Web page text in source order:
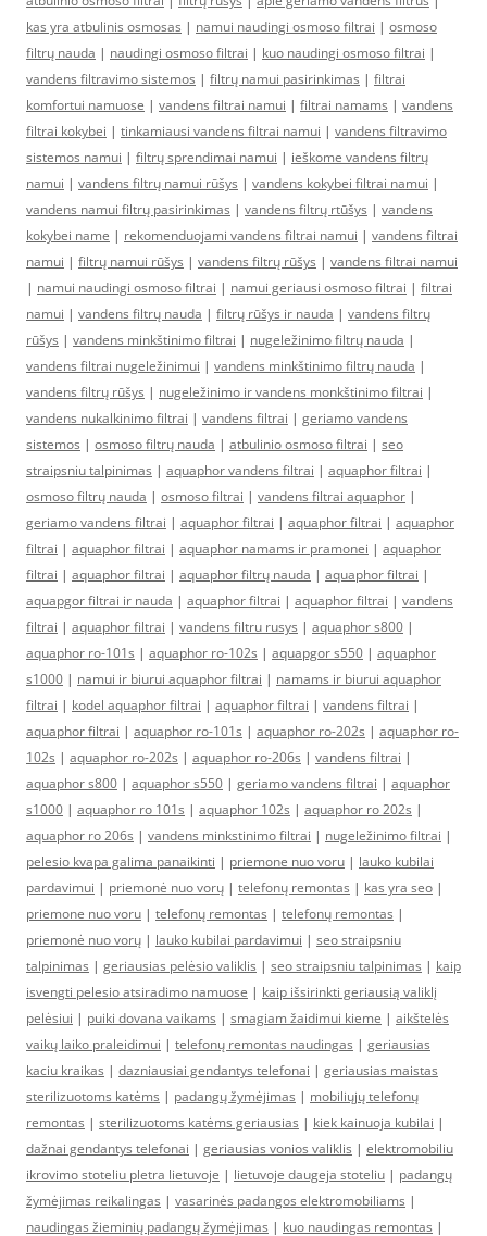
kas yra atbulinis osmosas | namui naudingi osmoso filtrai | osmoso
filtrų nauda | naudingi osmoso filtrai | kuo naudingi osmoso filtrai |
vandens filtravimo sistemos | filtrų namui pasirinkimas | filtrai
komfortui namuose | vandens filtrai namui | filtrai namams | vandens
filtrai kokybei | tinkamiausi vandens filtrai namui | vandens filtravimo
sistemos namui | filtrų sprendimai namui | ieškome vandens filtrų
namui | vandens filtrų namui rūšys | vandens kokybei filtrai namui |
vandens namui filtrų pasirinkimas | vandens filtrų rtūšys | vandens
kokybei name | rekomenduojami vandens filtrai namui | vandens filtrai
namui | filtrų namui rūšys | vandens filtrų rūšys | vandens filtrai namui
| namui naudingi osmoso filtrai | namui geriausi osmoso filtrai | filtrai
namui | vandens filtrų nauda | filtrų rūšys ir nauda | vandens filtrų
rūšys | vandens minkštinimo filtrai | nugeležinimo filtrų nauda |
vandens filtrai nugeležinimui | vandens minkštinimo filtrų nauda |
vandens filtrų rūšys | nugeležinimo ir vandens monkštinimo filtrai |
vandens nukalkinimo filtrai | vandens filtrai | geriamo vandens
sistemos | osmoso filtrų nauda | atbulinio osmoso filtrai | seo
straipsniu talpinimas | aquaphor vandens filtrai | aquaphor filtrai |
osmoso filtrų nauda | osmoso filtrai | vandens filtrai aquaphor |
geriamo vandens filtrai | aquaphor filtrai | aquaphor filtrai | aquaphor
filtrai | aquaphor filtrai | aquaphor namams ir pramonei | aquaphor
filtrai | aquaphor filtrai | aquaphor filtrų nauda | aquaphor filtrai |
aquapgor filtrai ir nauda | aquaphor filtrai | aquaphor filtrai | vandens
filtrai | aquaphor filtrai | vandens filtru rusys | aquaphor s800 |
aquaphor ro-101s | aquaphor ro-102s | aquapgor s550 | aquaphor
s1000 | namui ir biurui aquaphor filtrai | namams ir biurui aquaphor
filtrai | kodel aquaphor filtrai | aquaphor filtrai | vandens filtrai |
aquaphor filtrai | aquaphor ro-101s | aquaphor ro-202s | aquaphor ro-
102s | aquaphor ro-202s | aquaphor ro-206s | vandens filtrai |
aquaphor s800 | aquaphor s550 | geriamo vandens filtrai | aquaphor
s1000 | aquaphor ro 101s | aquaphor 102s | aquaphor ro 202s |
aquaphor ro 206s | vandens minkstinimo filtrai | nugeležinimo filtrai |
pelesio kvapa galima panaikinti | priemone nuo voru | lauko kubilai
pardavimui | priemonė nuo vorų | telefonų remontas | kas yra seo |
priemone nuo voru | telefonų remontas | telefonų remontas |
priemonė nuo vorų | lauko kubilai pardavimui | seo straipsniu
talpinimas | geriausias pelėsio valiklis | seo straipsniu talpinimas | kaip
isvengti pelesio atsiradimo namuose | kaip išsirinkti geriausią valiklį
pelėsiui | puiki dovana vaikams | smagiam žaidimui kieme | aikštelės
vaikų laiko praleidimui | telefonų remontas naudingas | geriausias
kaciu kraikas | dazniausiai gendantys telefonai | geriausias maistas
sterilizuotoms katėms | padangų žymėjimas | mobiliųjų telefonų
remontas | sterilizuotoms katėms geriausias | kiek kainuoja kubilai |
dažnai gendantys telefonai | geriausias vonios valiklis | elektromobiliu
ikrovimo stoteliu pletra lietuvoje | lietuvoje daugeja stoteliu | padangų
žymėjimas reikalingas | vasarinės padangos elektromobiliams |
naudingas žieminių padangų žymėjimas | kuo naudingas remontas |